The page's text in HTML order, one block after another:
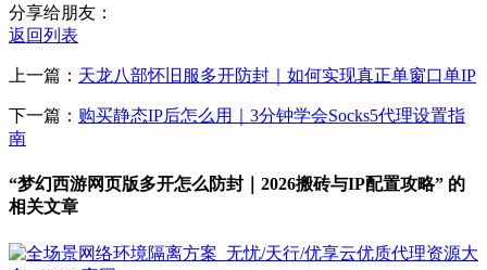
分享给朋友：
返回列表
上一篇： 天龙八部怀旧服多开防封｜如何实现真正单窗口单IP
下一篇： 购买静态IP后怎么用｜3分钟学会Socks5代理设置指
南
“梦幻西游网页版多开怎么防封｜2026搬砖与IP配置攻略” 的
相关文章